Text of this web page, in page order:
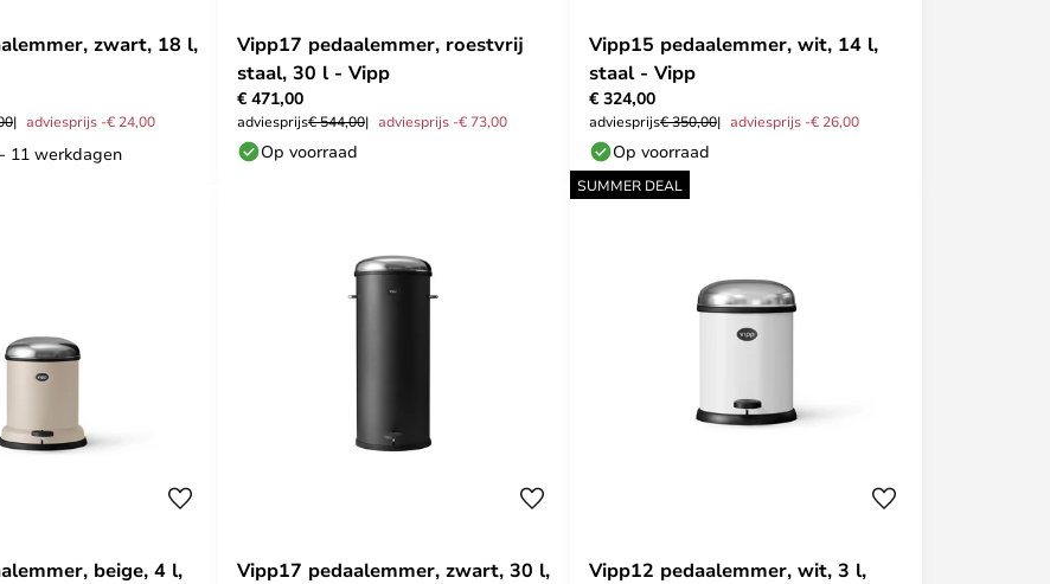
zwart, 18 l,
adviesprijs -€ 24,00
11 werkdagen
Vipp17 pedaalemmer, roestvrij
staal, 30 l - Vipp
€ 471,00
adviesprijs€ 544,00 adviesprijs -€ 73,00
Op voorraad
Vipp15 pedaalemmer, wit, 14 l,
staal - Vipp
€ 324,00
adviesprijs€ 350,00 adviesprijs -€ 26,00
Op voorraad
beige, 4 l,
Vipp17 pedaalemmer, zwart, 30 l,
SUMMER DEAL
Vipp12 pedaalemmer, wit, 3 l,